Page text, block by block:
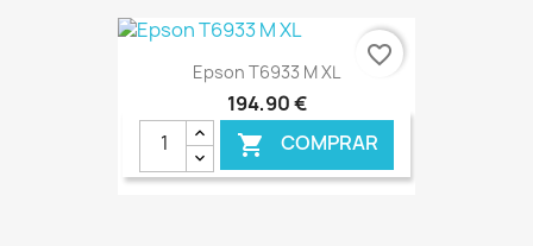
€ ONLINE
Epson T6933 M XL
194,90 €
 COMPRAR
favorite_border